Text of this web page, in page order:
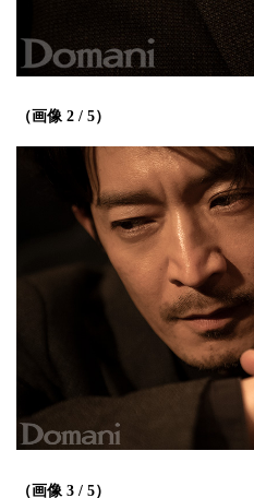
（画像 2 / 5）
（画像 3 / 5）